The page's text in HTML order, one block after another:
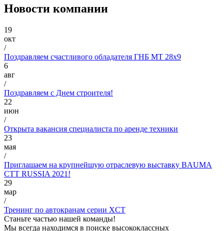
Новости компании
19
окт
/
Поздравляем счастливого обладателя ГНБ МТ 28х9
6
авг
/
Поздравляем с Днем строителя!
22
июн
/
Открыта вакансия специалиста по аренде техники
23
мая
/
Приглашаем на крупнейшую отраслевую выставку BAUMA
CTT RUSSIA​ 2021!
29
мар
/
Тренинг по автокранам серии XCT
Станьте частью нашей команды!
Мы всегда находимся в поиске высококлассных